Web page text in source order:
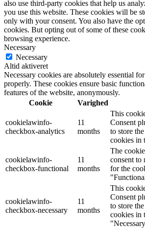
also use third-party cookies that help us
you use this website. These cookies will be
only with your consent. You also have the
cookies. But opting out of some of these
browsing experience.
Necessary
Necessary
Altid aktiveret
Necessary cookies are absolutely essential
properly. These cookies ensure basic
features of the website, anonymously.
Cookie
Varighed
cookielawinfo-
checkbox-analytics
11
months
This
Consent
to store
cookies in
cookielawinfo-
checkbox-functional
11
months
The
consent to
for the
cookielawinfo-
checkbox-necessary
11
months
This
Consent
to store
cookies in